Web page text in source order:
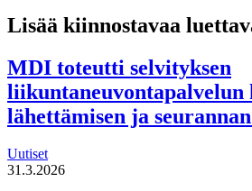
Lisää kiinnostavaa
MDI toteutti selvityksen
liikuntaneuvontapalvelun
lähettämisen ja
Uutiset
31.3.2026